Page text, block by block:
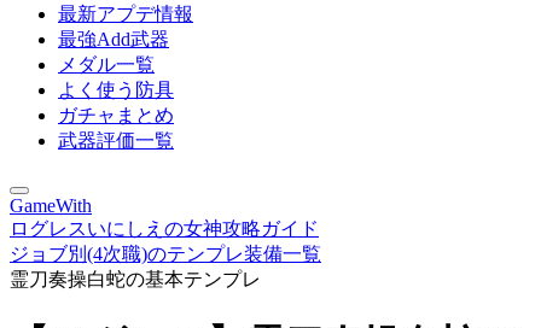
最新アプデ情報
最強Add武器
メダル一覧
よく使う防具
ガチャまとめ
武器評価一覧
GameWith
ログレスいにしえの女神攻略ガイド
ジョブ別(4次職)のテンプレ装備一覧
霊刀奏操白蛇の基本テンプレ